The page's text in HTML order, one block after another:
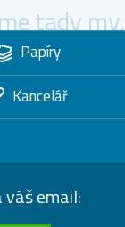
tady my.
Papíry
Kancelář
váš email: